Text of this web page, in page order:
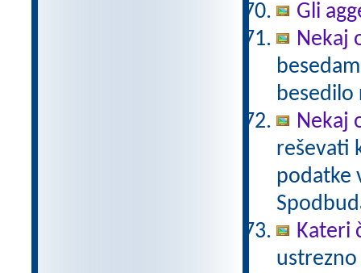
Gli
Nekaj
besedilo
Nekaj
reševati
podatke
Kateri